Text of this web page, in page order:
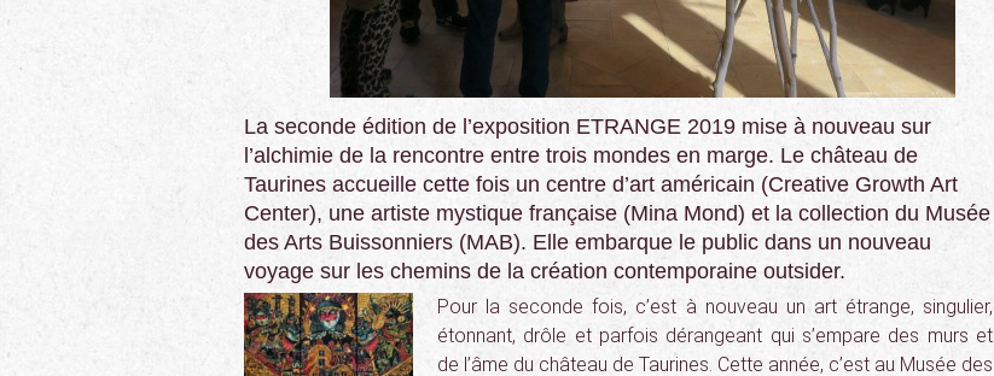
La seconde édition de l’exposition ETRANGE 2019 mise à nouveau sur
l’alchimie de la rencontre entre trois mondes en marge. Le château de
Taurines accueille cette fois un centre d’art américain (Creative Growth Art
Center), une artiste mystique française (Mina Mond) et la collection du Musée
des Arts Buissonniers (MAB). Elle embarque le public dans un nouveau
voyage sur les chemins de la création contemporaine outsider.
Pour la seconde fois, c’est à nouveau un art étrange, singulier,
étonnant, drôle et parfois dérangeant qui s’empare des murs et
de l’âme du château de Taurines. Cette année, c’est au Musée des